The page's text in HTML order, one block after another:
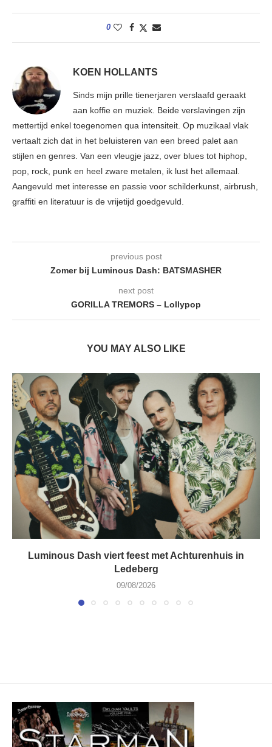
0
KOEN HOLLANTS
Sinds mijn prille tienerjaren verslaafd geraakt
aan koffie en muziek. Beide verslavingen zijn
mettertijd enkel toegenomen qua intensiteit. Op muzikaal vlak
vertaalt zich dat in het beluisteren van een breed palet aan
stijlen en genres. Van een vleugje jazz, over blues tot hiphop,
pop, rock, punk en heel zware metalen, ik lust het allemaal.
Aangevuld met interesse en passie voor schilderkunst, airbrush,
graffiti en literatuur is de vrijetijd goedgevuld.
previous post
Zomer bij Luminous Dash: BATSMASHER
next post
GORILLA TREMORS – Lollypop
YOU MAY ALSO LIKE
Luminous Dash viert feest met Achturenhuis in
Ledeberg
09/08/2026